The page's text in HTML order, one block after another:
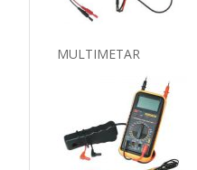
MULTIMETAR